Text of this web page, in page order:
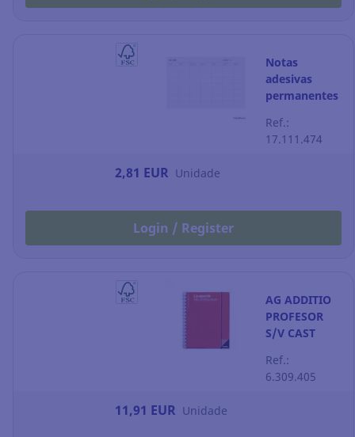
Notas
adesivas
permanentes
mensal
horizontal -
Ref.:
17.111.474
2,81 EUR Unidade
Login / Register
AG ADDITIO
PROFESOR
S/V CAST
Ref.:
6.309.405
11,91 EUR Unidade